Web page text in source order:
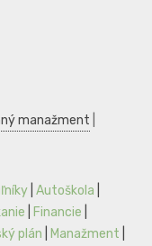
manažment
Autoškola
Financie
plán Manažment